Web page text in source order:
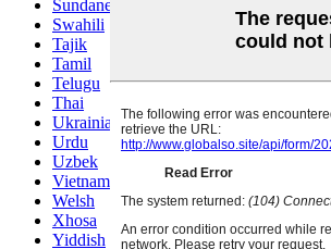
Sundanese
Swahili
Tajik
Tamil
Telugu
Thai
Ukrainian
Urdu
Uzbek
Vietnamese
Welsh
Xhosa
Yiddish